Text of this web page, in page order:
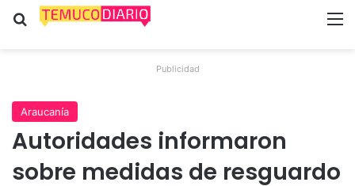
Buscar por
Publicidad
Araucanía
Autoridades informaron
sobre medidas de resguardo